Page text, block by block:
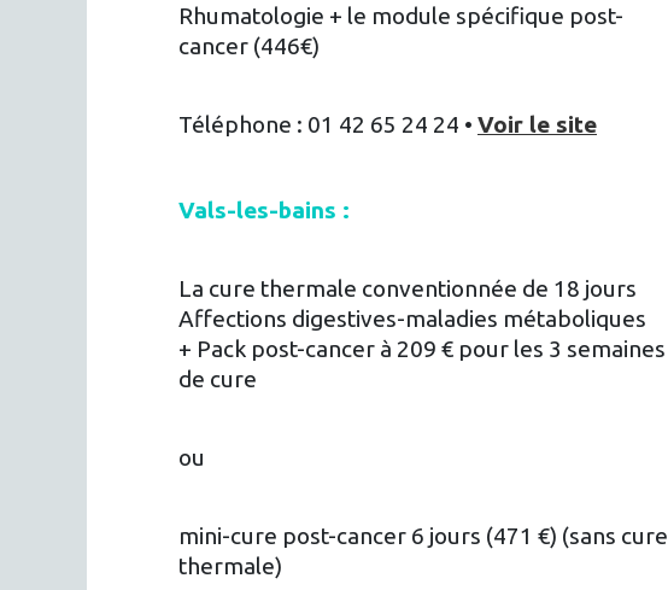
Rhumatologie + le module spécifique post-
cancer (446€)
Téléphone : 01 42 65 24 24 • Voir le site
Vals-les-bains :
La cure thermale conventionnée de 18 jours
Affections digestives-maladies métaboliques
+ Pack post-cancer à 209 € pour les 3 semaines
de cure
ou
mini-cure post-cancer 6 jours (471 €) (sans cure
thermale)